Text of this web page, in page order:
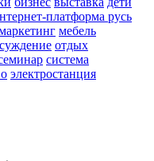
платформа русь
мебель
отдых
система
электростанция